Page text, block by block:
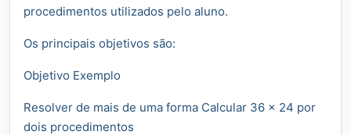
procedimentos utilizados pelo aluno.
Os principais objetivos são:
Objetivo Exemplo
Resolver de mais de uma forma Calcular 36 × 24 por
dois procedimentos